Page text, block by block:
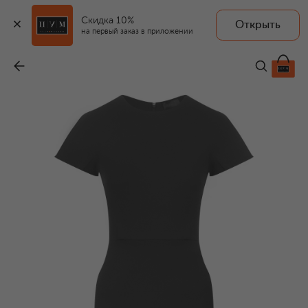
Скидка 10%
на первый заказ в приложении
Открыть
170 000 ₽